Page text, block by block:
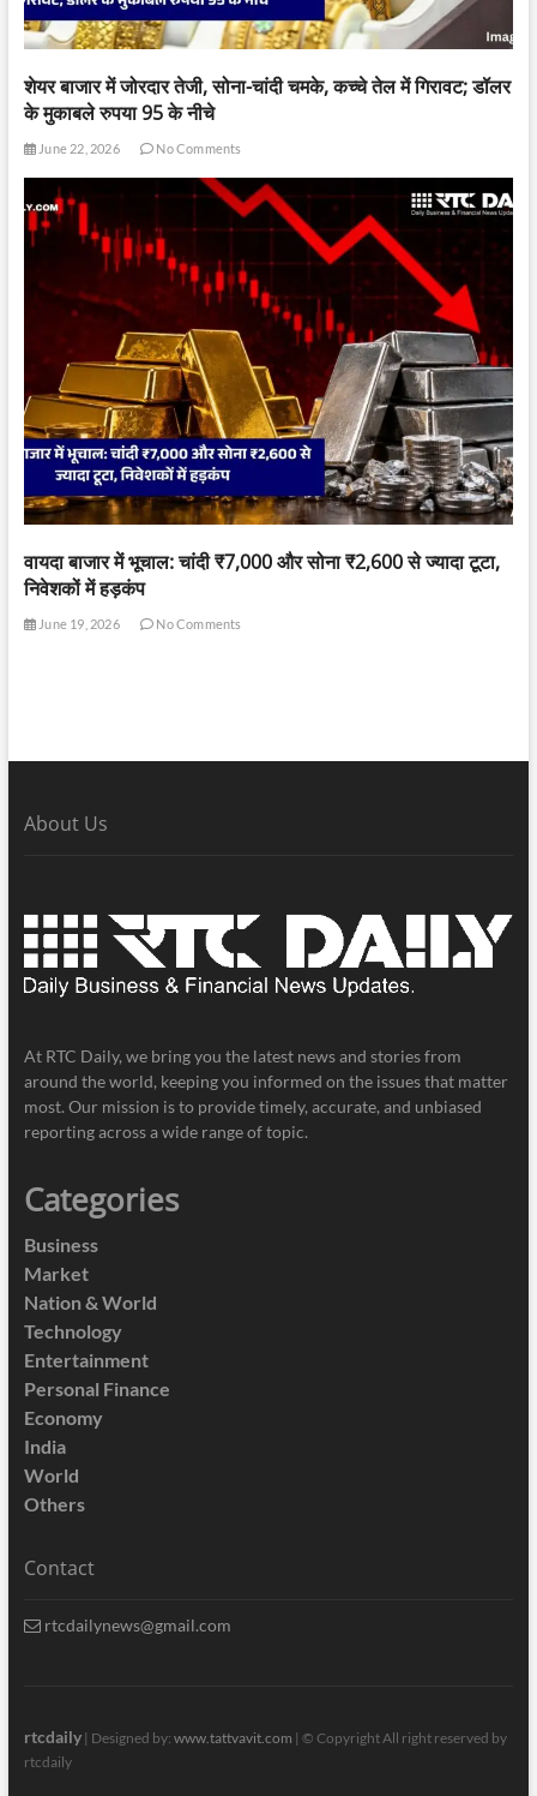
शेयर बाजार में जोरदार तेजी, सोना-चांदी चमके, कच्चे तेल में गिरावट; डॉलर
के मुकाबले रुपया 95 के नीचे
June 22, 2026 No Comments
वायदा बाजार में भूचाल: चांदी ₹7,000 और सोना ₹2,600 से ज्यादा टूटा,
निवेशकों में हड़कंप
June 19, 2026 No Comments
About Us
At RTC Daily, we bring you the latest news and stories from
around the world, keeping you informed on the issues that matter
most. Our mission is to provide timely, accurate, and unbiased
reporting across a wide range of topic.
Categories
Business
Market
Nation & World
Technology
Entertainment
Personal Finance
Economy
India
World
Others
Contact
rtcdailynews@gmail.com
rtcdaily| Designed by: www.tattvavit.com | © Copyright All right reserved by
rtcdaily